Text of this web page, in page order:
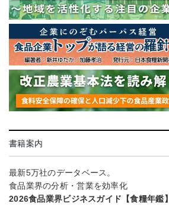
書籍案内
最新5万社のデータベース。
食品業界の分析・営業を効率化
2026食品業界ビジネスガイド【食糧年鑑】